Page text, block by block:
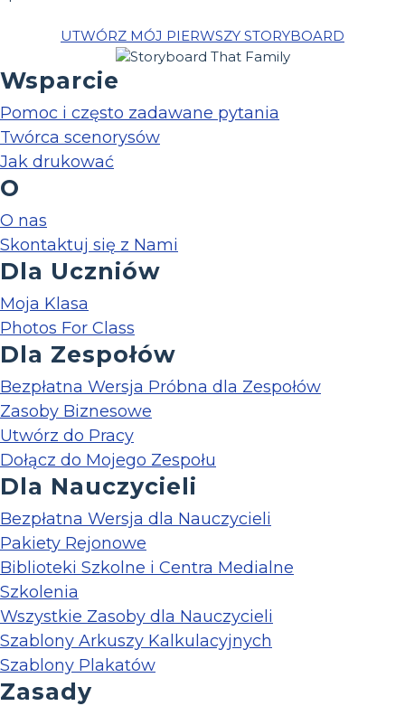
UTWÓRZ MÓJ PIERWSZY STORYBOARD
Wsparcie
Pomoc i często zadawane pytania
Twórca scenorysów
Jak drukować
O
O nas
Skontaktuj się z Nami
Dla Uczniów
Moja Klasa
Photos For Class
Dla Zespołów
Bezpłatna Wersja Próbna dla Zespołów
Zasoby Biznesowe
Utwórz do Pracy
Dołącz do Mojego Zespołu
Dla Nauczycieli
Bezpłatna Wersja dla Nauczycieli
Pakiety Rejonowe
Biblioteki Szkolne i Centra Medialne
Szkolenia
Wszystkie Zasoby dla Nauczycieli
Szablony Arkuszy Kalkulacyjnych
Szablony Plakatów
Zasady